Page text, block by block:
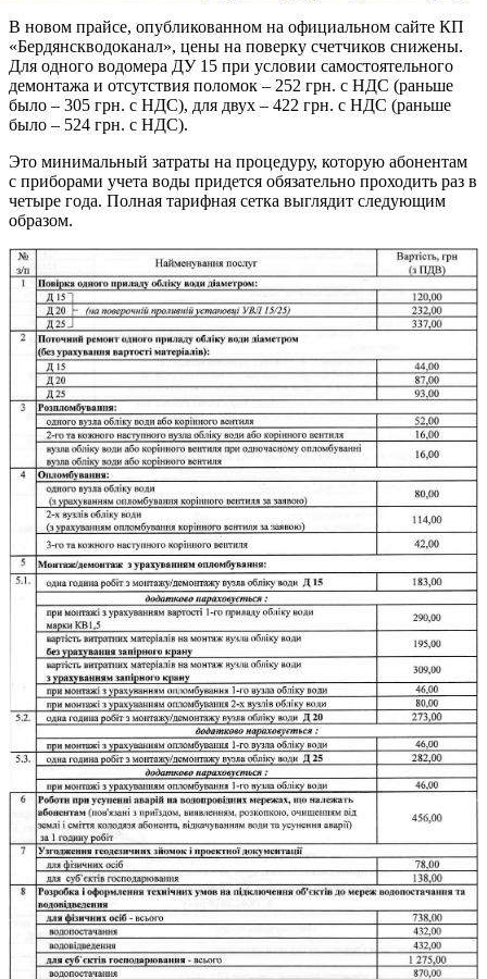
В новом прайсе, опубликованном на официальном сайте КП
«Бердянскводоканал», цены на поверку счетчиков снижены.
Для одного водомера ДУ 15 при условии самостоятельного
демонтажа и отсутствия поломок – 252 грн. с НДС (раньше
было – 305 грн. с НДС), для двух – 422 грн. с НДС (раньше
было – 524 грн. с НДС).
Это минимальный затраты на процедуру, которую абонентам
с приборами учета воды придется обязательно проходить раз в
четыре года. Полная тарифная сетка выглядит следующим
образом.